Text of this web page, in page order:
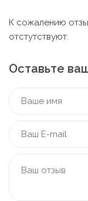
К сожалению
отстутствуют.
Оставьте